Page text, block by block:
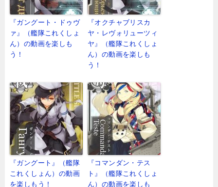
『ガングート・ドゥヴ
ァ』（艦隊これくしょ
ん）の動画を楽しも
う！
『オクチャブリスカ
ヤ・レヴォリューツィ
ヤ』（艦隊これくしょ
ん）の動画を楽しも
う！
『ガングート』（艦隊
これくしょん）の動画
を楽しもう！
『コマンダン・テス
ト』（艦隊これくしょ
ん）の動画を楽しも